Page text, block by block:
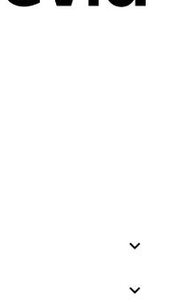
expand_more
expand_more